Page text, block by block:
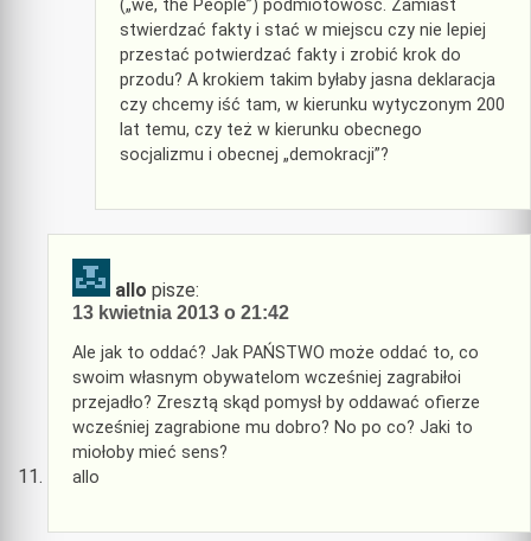
(„we, the People”) podmiotowość. Zamiast
stwierdzać fakty i stać w miejscu czy nie lepiej
przestać potwierdzać fakty i zrobić krok do
przodu? A krokiem takim byłaby jasna deklaracja
czy chcemy iść tam, w kierunku wytyczonym 200
lat temu, czy też w kierunku obecnego
socjalizmu i obecnej „demokracji”?
allo pisze:
13 kwietnia 2013 o 21:42
Ale jak to oddać? Jak PAŃSTWO może oddać to, co
swoim własnym obywatelom wcześniej zagrabiłoi
przejadło? Zresztą skąd pomysł by oddawać ofierze
wcześniej zagrabione mu dobro? No po co? Jaki to
miołoby mieć sens?
allo